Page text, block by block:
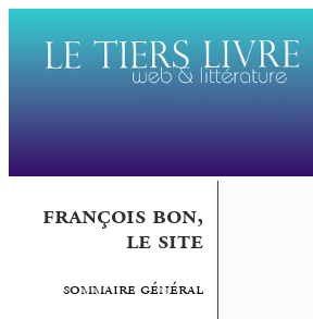
françois bon,
le site
sommaire général